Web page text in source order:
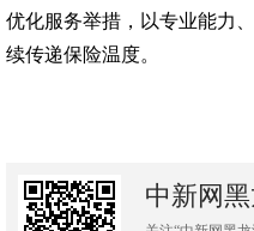
优化服务举措，以专业能力
续传递保险温度。
中新网